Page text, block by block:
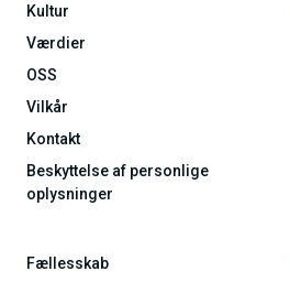
Kultur
Værdier
OSS
Vilkår
Kontakt
Beskyttelse af personlige
oplysninger
Fællesskab